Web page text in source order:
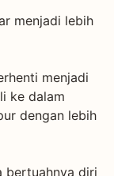
menjadi lebih
menjadi
ke dalam
dengan lebih
bertuahnya diri